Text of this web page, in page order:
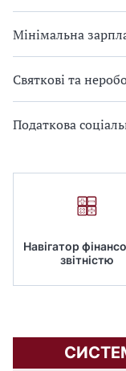
Мінімальна
Святкові та
Податкова
Навігатор
звітністю